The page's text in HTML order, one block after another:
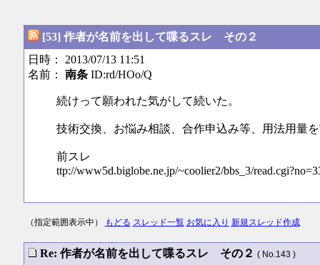
[53] 作者が名前を出して喋るスレ その２
日時： 2013/07/13 11:51
名前： 南条ID:rd/HOo/Q
続けって願われた気がして続いた。
技術交換、お悩み相談、合作申込み等、用法用量
前スレ
ttp://www5d.biglobe.ne.jp/~coolier2/bbs_3/
（指定範囲表示中） もどる スレッド一覧 お気に入り 新規スレッド作成
Re: 作者が名前を出して喋るスレ その２ ( No.143 )